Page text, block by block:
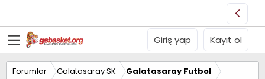
Giriş yap Kayıt ol
Forumlar Galatasaray SK Galatasaray Futbol